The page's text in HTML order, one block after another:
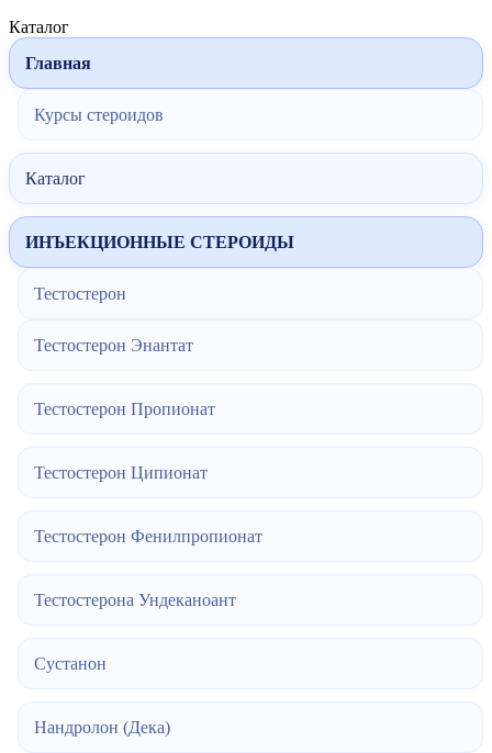
Каталог
Главная
Курсы стероидов
Каталог
ИНЪЕКЦИОННЫЕ СТЕРОИДЫ
Тестостерон
Тестостерон Энантат
Тестостерон Пропионат
Тестостерон Ципионат
Тестостерон Фенилпропионат
Тестостерона Ундеканоант
Сустанон
Нандролон (Дека)